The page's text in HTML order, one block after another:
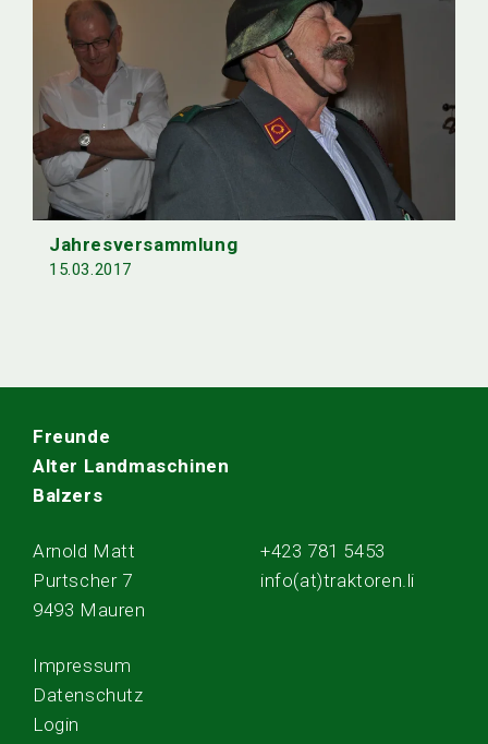
Jahresversammlung
15.03.2017
Freunde
Alter Landmaschinen
Balzers
Arnold Matt
Purtscher 7
9493 Mauren
+423 781 5453
info(at)traktoren.li
Impressum
Datenschutz
Login